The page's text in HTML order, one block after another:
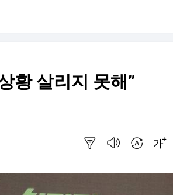
황 살리지 못해”